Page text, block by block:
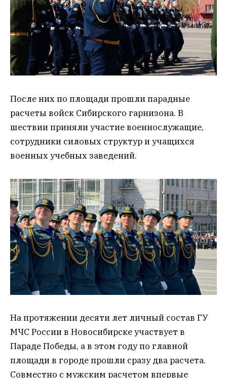
После них по площади прошли парадные
расчеты войск Сибирского гарнизона. В
шествии приняли участие военнослужащие,
сотрудники силовых структур и учащихся
военных учебных заведений.
На протяжении десяти лет личный состав ГУ
МЧС России в Новосибирске участвует в
Параде Победы, а в этом году по главной
площади в городе прошли сразу два расчета.
Совместно с мужским расчетом впервые